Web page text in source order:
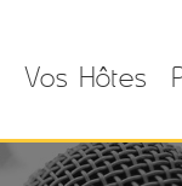
Vos Hôtes